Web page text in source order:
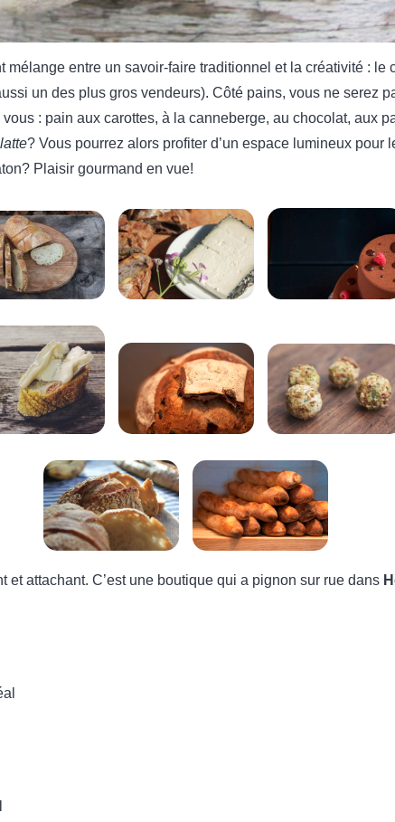
mélange entre un savoir-faire traditionnel et la créativité : le
un des plus gros vendeurs). Côté pains, vous ne serez
vous : pain aux carottes, à la canneberge, au chocolat, aux
latte? Vous pourrez alors profiter d’un espace lumineux pour
Plaisir gourmand en vue!
et attachant. C’est une boutique qui a pignon sur rue dans